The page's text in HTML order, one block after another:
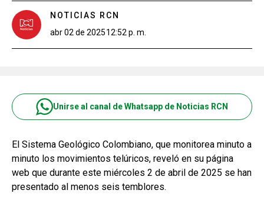
NOTICIAS RCN
abr 02 de 202512:52 p. m.
Unirse al canal de Whatsapp de Noticias RCN
El Sistema Geológico Colombiano, que monitorea minuto a
minuto los movimientos telúricos, reveló en su página
web que durante este miércoles 2 de abril de 2025 se han
presentado al menos seis temblores.